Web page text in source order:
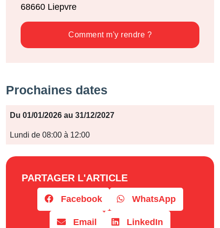
68660 Liepvre
Comment m'y rendre ?
Prochaines dates
Période
Jours
Du 01/01/2026 au 31/12/2027
Lundi de 08:00 à 12:00
PARTAGER L'ARTICLE
Facebook WhatsApp
Email LinkedIn